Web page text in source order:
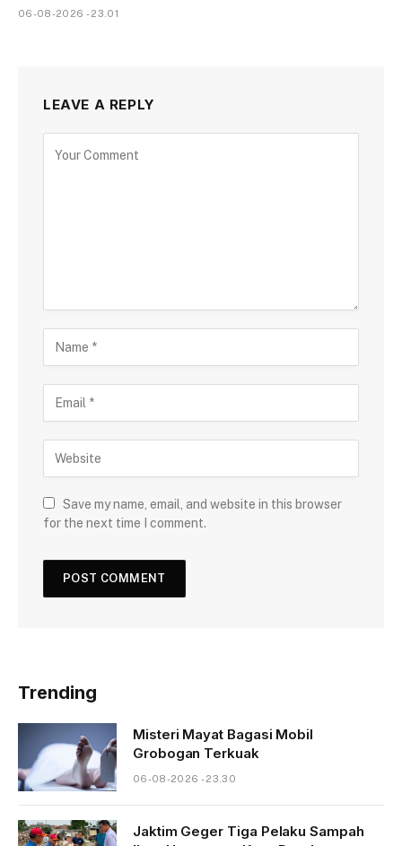
06-08-2026 - 23.01
LEAVE A REPLY
Save my name, email, and website in this browser
for the next time I comment.
Trending
Misteri Mayat Bagasi Mobil
Grobogan Terkuak
06-08-2026 - 23.30
Jaktim Geger Tiga Pelaku Sampah